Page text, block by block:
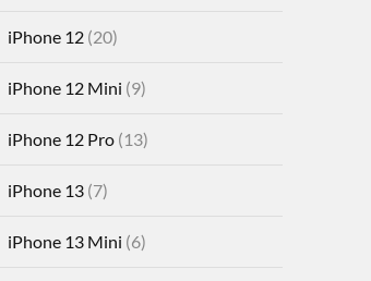
iPhone 12(20)
iPhone 12 Mini (9)
iPhone 12 Pro(13)
iPhone 13(7)
iPhone 13 Mini (6)